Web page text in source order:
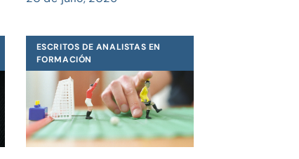
ESCRITOS DE ANALISTAS EN
FORMACIÓN